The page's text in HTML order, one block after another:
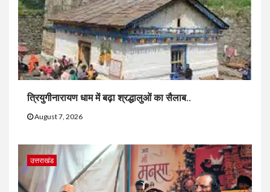
त्रियुगीनारायण धाम में बढ़ा श्रद्धालुओं का सैलाब..
August 7, 2026
उत्तराखंड